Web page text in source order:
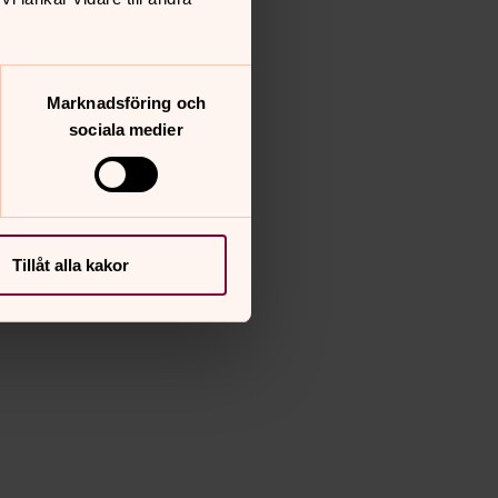
Marknadsföring och
sociala medier
Tillåt alla kakor